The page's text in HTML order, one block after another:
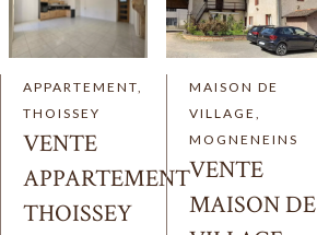
APPARTEMENT,
THOISSEY
VENTE
APPARTEMENT
THOISSEY
MAISON DE
VILLAGE,
MOGNENEINS
VENTE
MAISON DE